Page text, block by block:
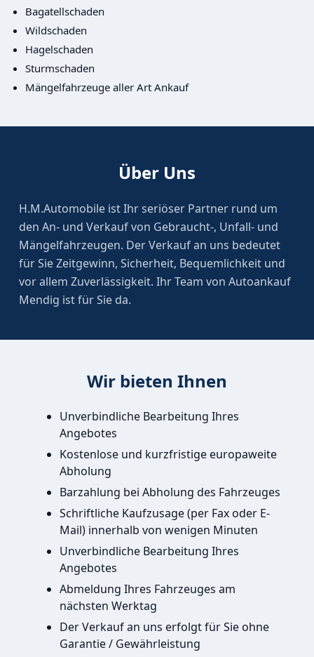
Bagatellschaden
Wildschaden
Hagelschaden
Sturmschaden
Mängelfahrzeuge aller Art Ankauf
Über Uns
H.M.Automobile ist Ihr seriöser Partner rund um
den An- und Verkauf von Gebraucht-, Unfall- und
Mängelfahrzeugen. Der Verkauf an uns bedeutet
für Sie Zeitgewinn, Sicherheit, Bequemlichkeit und
vor allem Zuverlässigkeit. Ihr Team von Autoankauf
Mendig ist für Sie da.
Wir bieten Ihnen
Unverbindliche Bearbeitung Ihres
Angebotes
Kostenlose und kurzfristige europaweite
Abholung
Barzahlung bei Abholung des Fahrzeuges
Schriftliche Kaufzusage (per Fax oder E-
Mail) innerhalb von wenigen Minuten
Unverbindliche Bearbeitung Ihres
Angebotes
Abmeldung Ihres Fahrzeuges am
nächsten Werktag
Der Verkauf an uns erfolgt für Sie ohne
Garantie / Gewährleistung